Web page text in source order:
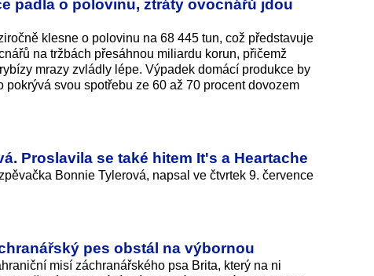
padla o polovinu, ztráty ovocnářů jdou
klesne o polovinu na 68 445 tun, což představuje
na tržbách přesáhnou miliardu korun, přičemž
mrazy zvládly lépe. Výpadek domácí produkce by
svou spotřebu ze 60 až 70 procent dovozem
Proslavila se také hitem It's a Heartache
Bonnie Tylerová, napsal ve čtvrtek 9. července
pes obstál na výbornou
misí záchranářského psa Brita, který na ni